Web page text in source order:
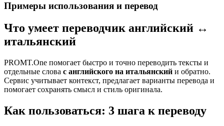
Примеры использования и перевод
Что умеет переводчик английский ↔
итальянский
PROMT.One помогает быстро и точно переводить тексты и
отдельные слова с английского на итальянский и обратно.
Сервис учитывает контекст, предлагает варианты перевода и
помогает сохранять смысл и стиль оригинала.
Как пользоваться: 3 шага к переводу